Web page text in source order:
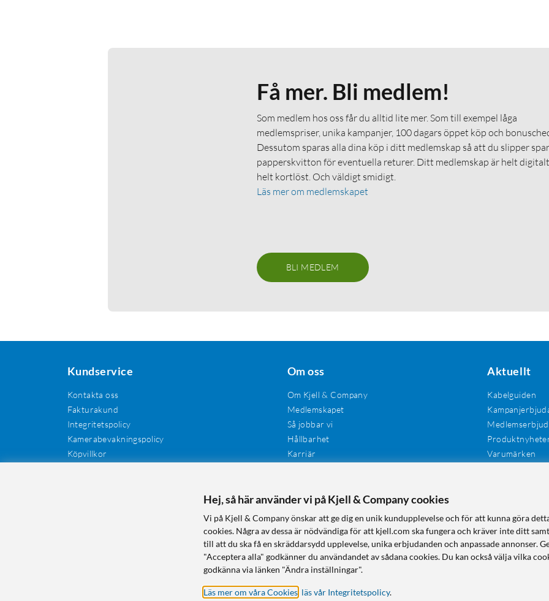
Få mer. Bli medlem!
Som medlem hos oss får du alltid lite mer. Som till exempel låga
medlemspriser, unika kampanjer, 100 dagars öppet köp och
Dessutom sparas alla dina köp i ditt medlemskap så att du slipper
papperskvitton för eventuella returer. Ditt medlemskap är helt
helt kortlöst. Och väldigt smidigt.
Läs mer om medlemskapet
BLI MEDLEM
Kundservice
Kontakta oss
Fakturakund
Integritetspolicy
Kamerabevakningspolicy
Köpvillkor
Om oss
Om Kjell & Company
Medlemskapet
Så jobbar vi
Hållbarhet
Karriär
Tillgänglighet
Aktuellt
Kabelguiden
Varumärken
Hej, så här använder vi på Kjell & Company cookies
Vi på Kjell & Company önskar att ge dig en unik kundupplevelse och för att kunna göra
cookies. Några av dessa är nödvändiga för att kjell.com ska fungera och kräver inte ditt
till att du ska få en skräddarsydd upplevelse, unika erbjudanden och anpassade annonser.
"Acceptera alla" godkänner du användandet av sådana cookies. Du kan också välja vilka
godkänna via länken "Ändra inställningar".
Läs mer om våra Cookies läs vår Integritetspolicy.